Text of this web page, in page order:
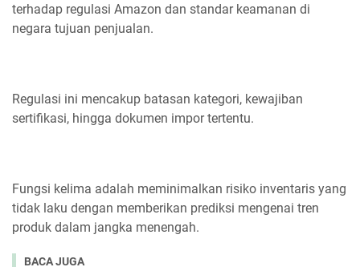
terhadap regulasi Amazon dan standar keamanan di
negara tujuan penjualan.
Regulasi ini mencakup batasan kategori, kewajiban
sertifikasi, hingga dokumen impor tertentu.
Fungsi kelima adalah meminimalkan risiko inventaris yang
tidak laku dengan memberikan prediksi mengenai tren
produk dalam jangka menengah.
BACA JUGA